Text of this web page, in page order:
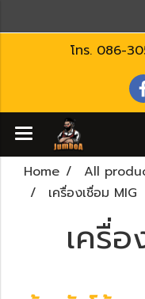
โทร. 086-
Home All
เครื่องเชื่อม MIG
เครื่